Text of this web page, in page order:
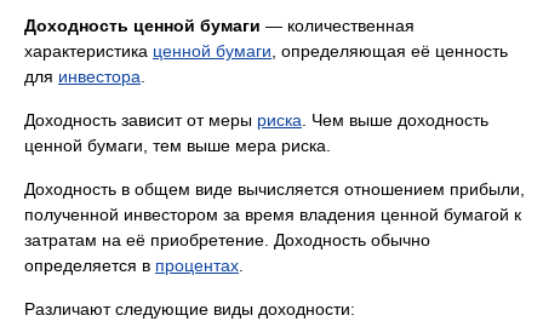
Доходность ценной бумаги — количественная
характеристика ценной бумаги , определяющая её ценность
для инвестора
Доходность зависит от меры риска . Чем выше доходность
ценной бумаги, тем выше мера риска.
Доходность в общем виде вычисляется отношением прибыли,
полученной инвестором за время владения ценной бумагой к
затратам на её приобретение. Доходность обычно
определяется в процентах
Различают следующие виды доходности: